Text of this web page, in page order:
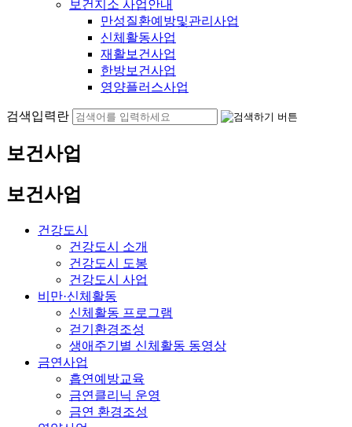
보건지소 사업안내
만성질환예방및관리사업
신체활동사업
재활보건사업
한방보건사업
영양플러스사업
검색입력란
보건사업
보건사업
건강도시
건강도시 소개
건강도시 도봉
건강도시 사업
비만·신체활동
신체활동 프로그램
걷기환경조성
생애주기별 신체활동 동영상
금연사업
흡연예방교육
금연클리닉 운영
금연 환경조성